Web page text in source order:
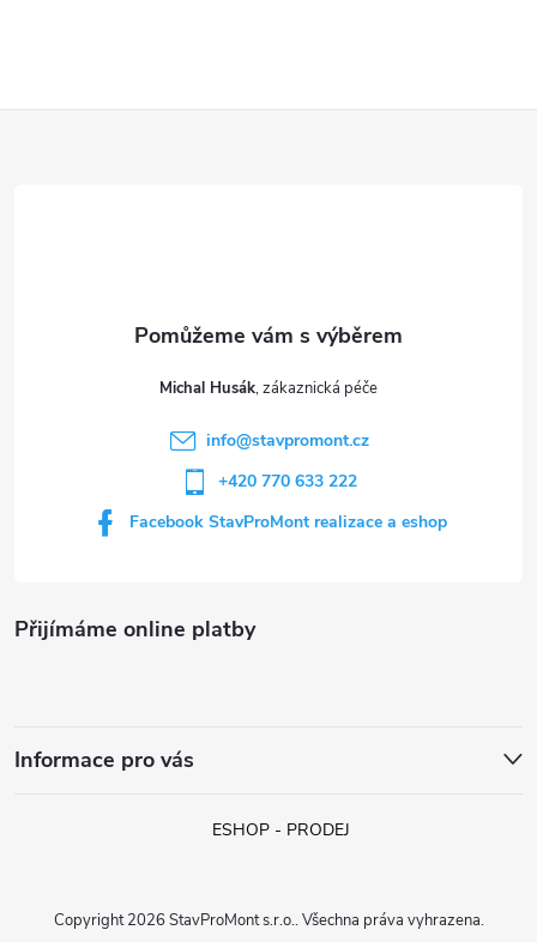
Přijímáme online platby
Informace pro vás
Michal Husák
info@stavpromont.cz
+420 770 633 222
Facebook StavProMont realizace a eshop
ESHOP - PRODEJ
Copyright 2026 StavProMont s.r.o.. Všechna práva vyhrazena.